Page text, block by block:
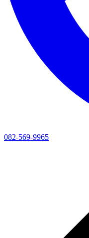
082-569-9965